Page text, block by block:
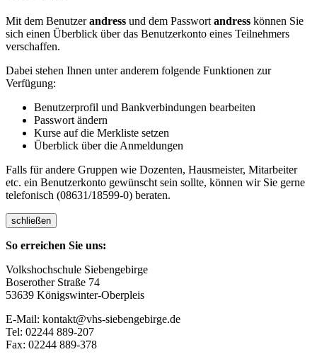
Mit dem Benutzerandress und dem Passwort andress können Sie
sich einen Überblick über das Benutzerkonto eines Teilnehmers
verschaffen.
Dabei stehen Ihnen unter anderem folgende Funktionen zur
Verfügung:
Benutzerprofil und Bankverbindungen bearbeiten
Passwort ändern
Kurse auf die Merkliste setzen
Überblick über die Anmeldungen
Falls für andere Gruppen wie Dozenten, Hausmeister, Mitarbeiter
etc. ein Benutzerkonto gewünscht sein sollte, können wir Sie gerne
telefonisch (08631/18599-0) beraten.
schließen
So erreichen Sie uns:
Volkshochschule Siebengebirge
Boserother Straße 74
53639 Königswinter-Oberpleis
E-Mail: kontakt@vhs-siebengebirge.de
Tel: 02244 889-207
Fax: 02244 889-378